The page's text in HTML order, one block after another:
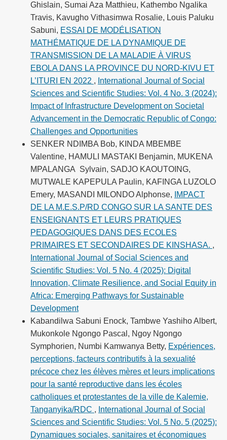
Ghislain, Sumai Aza Matthieu, Kathembo Ngalika
Travis, Kavugho Vithasimwa Rosalie, Louis Paluku
Sabuni, ESSAI DE MODÉLISATION
MATHÉMATIQUE DE LA DYNAMIQUE DE
TRANSMISSION DE LA MALADIE À VIRUS
EBOLA DANS LA PROVINCE DU NORD-KIVU ET
L’ITURI EN 2022 , International Journal of Social
Sciences and Scientific Studies: Vol. 4 No. 3 (2024):
Impact of Infrastructure Development on Societal
Advancement in the Democratic Republic of Congo:
Challenges and Opportunities
SENKER NDIMBA Bob, KINDA MBEMBE
Valentine, HAMULI MASTAKI Benjamin, MUKENA
MPALANGA Sylvain, SADJO KAOUTOING,
MUTWALE KAPEPULA Paulin, KAFINGA LUZOLO
Emery, MASANDI MILONDO Alphonse,
IMPACT
DE LA M.E.S.P/RD CONGO SUR LA SANTE DES
ENSEIGNANTS ET LEURS PRATIQUES
PEDAGOGIQUES DANS DES ECOLES
PRIMAIRES ET SECONDAIRES DE KINSHASA. ,
International Journal of Social Sciences and
Scientific Studies: Vol. 5 No. 4 (2025): Digital
Innovation, Climate Resilience, and Social Equity in
Africa: Emerging Pathways for Sustainable
Development
Kabandilwa Sabuni Enock, Tambwe Yashiho Albert,
Mukonkole Ngongo Pascal, Ngoy Ngongo
Symphorien, Numbi Kamwanya Betty, Expériences,
perceptions, facteurs contributifs à la sexualité
précoce chez les élèves mères et leurs implications
pour la santé reproductive dans les écoles
catholiques et protestantes de la ville de Kalemie,
Tanganyika/RDC , International Journal of Social
Sciences and Scientific Studies: Vol. 5 No. 5 (2025):
Dynamiques sociales, sanitaires et économiques